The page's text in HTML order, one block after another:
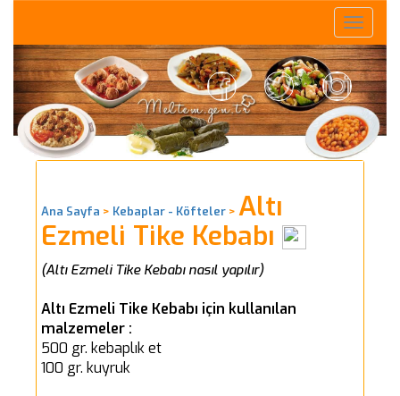
Toggle
Ana Sayfa > Kebaplar - Köfteler > Altı
Ezmeli Tike Kebabı
(Altı Ezmeli Tike Kebabı nasıl yapılır)
Altı Ezmeli Tike Kebabı için kullanılan
malzemeler :
500 gr. kebaplık et
100 gr. kuyruk